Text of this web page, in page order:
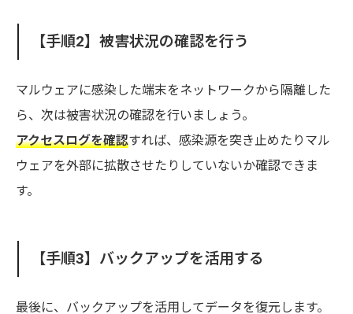
【手順2】被害状況の確認を行う
マルウェアに感染した端末をネットワークから隔離した
ら、次は被害状況の確認を行いましょう。
アクセスログを確認すれば、感染源を突き止めたりマル
ウェアを外部に拡散させたりしていないか確認できま
す。
【手順3】バックアップを活用する
最後に、バックアップを活用してデータを復元します。